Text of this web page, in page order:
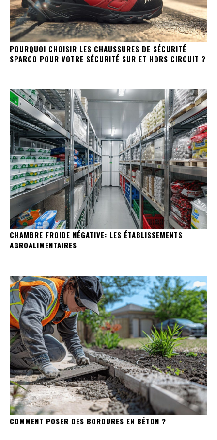
POURQUOI CHOISIR LES CHAUSSURES DE SÉCURITÉ
SPARCO POUR VOTRE SÉCURITÉ SUR ET HORS CIRCUIT ?
CHAMBRE FROIDE NÉGATIVE: LES ÉTABLISSEMENTS
AGROALIMENTAIRES
COMMENT POSER DES BORDURES EN BÉTON ?